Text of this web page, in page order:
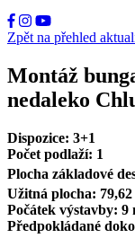
Zpět na přehled
Montáž
nedaleko
Dispozice: 3+1
Počet podlaží: 1
Plocha základové
Užitná plocha: 79,62
Počátek výstavby: 9
Předpokládané